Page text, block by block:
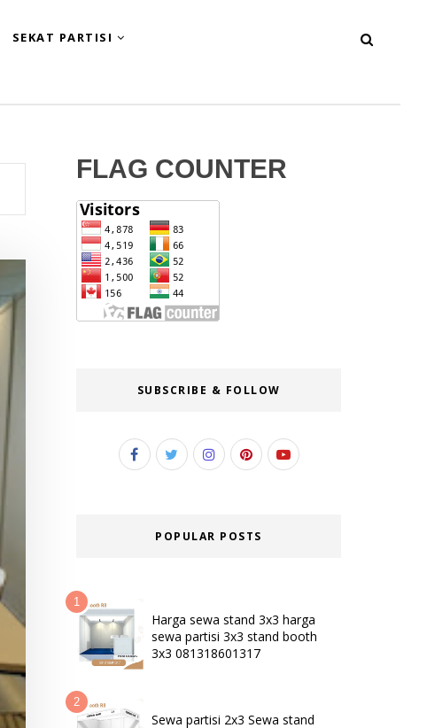
SEKAT PARTISI
FLAG COUNTER
SUBSCRIBE & FOLLOW
POPULAR POSTS
Harga sewa stand 3x3 harga
sewa partisi 3x3 stand booth
3x3 081318601317
Sewa partisi 2x3 Sewa stand